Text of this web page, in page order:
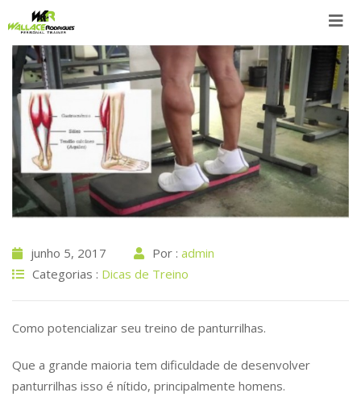
to
content
junho 5, 2017 Por : admin
Categorias : Dicas de Treino
Como potencializar seu treino de panturrilhas.
Que a grande maioria tem dificuldade de desenvolver
panturrilhas isso é nítido, principalmente homens.